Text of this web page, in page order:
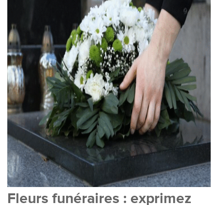
Fleurs funéraires : exprimez